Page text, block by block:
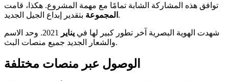
توافق هذه المشاركة الشابة تمامًا مع مهمة المشروع. هكذا، قامت
المجموعة بتقدير إبداع الجيل الجديد.
شهدت الهوية البصرية آخر تطور كبير لها في يناير
2021. وحد الاسم
والشعار الجديد جميع منصات البث.
الوصول عبر منصات مختلفة